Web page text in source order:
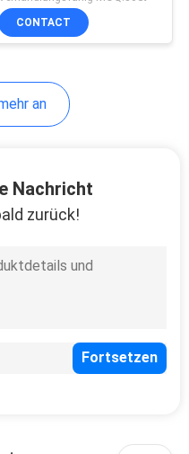
Multifunktionale
Schönheits-
CONTACT
an
Nachricht
zurück!